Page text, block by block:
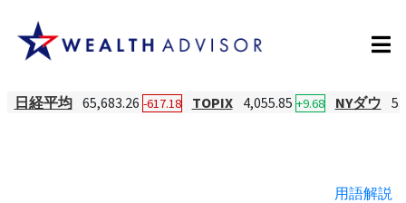
日経平均 65,683.26 -617.18 TOPIX 4,055.85 +9.68 NYダウ
用語解説